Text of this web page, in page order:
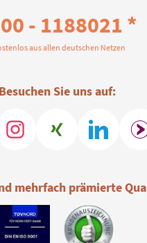
- 1188021 *
aus allen deutschen Netzen
Besuchen Sie uns auf:
mehrfach prämierte